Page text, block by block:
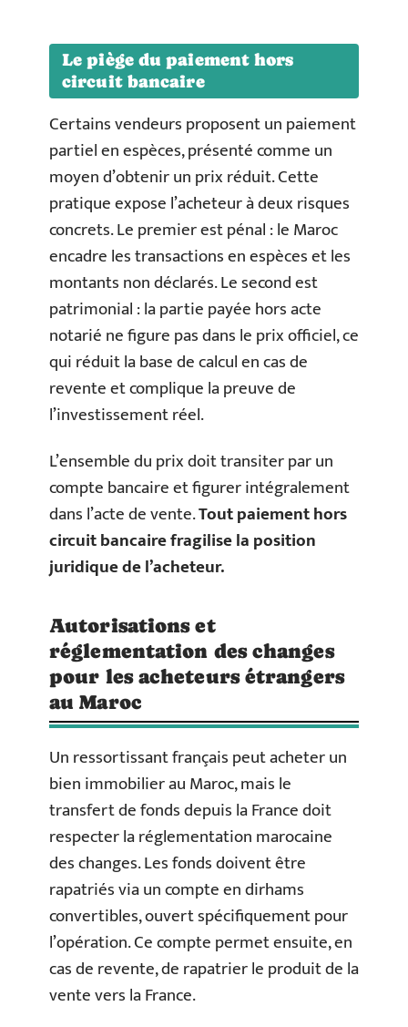
Le piège du paiement hors
circuit bancaire
Certains vendeurs proposent un paiement
partiel en espèces, présenté comme un
moyen d’obtenir un prix réduit. Cette
pratique expose l’acheteur à deux risques
concrets. Le premier est pénal : le Maroc
encadre les transactions en espèces et les
montants non déclarés. Le second est
patrimonial : la partie payée hors acte
notarié ne figure pas dans le prix officiel, ce
qui réduit la base de calcul en cas de
revente et complique la preuve de
l’investissement réel.
L’ensemble du prix doit transiter par un
compte bancaire et figurer intégralement
dans l’acte de vente.Tout paiement hors
circuit bancaire fragilise la position
juridique de l’acheteur.
Autorisations et
réglementation des changes
pour les acheteurs étrangers
au Maroc
Un ressortissant français peut acheter un
bien immobilier au Maroc, mais le
transfert de fonds depuis la France doit
respecter la réglementation marocaine
des changes. Les fonds doivent être
rapatriés via un compte en dirhams
convertibles, ouvert spécifiquement pour
l’opération. Ce compte permet ensuite, en
cas de revente, de rapatrier le produit de la
vente vers la France.